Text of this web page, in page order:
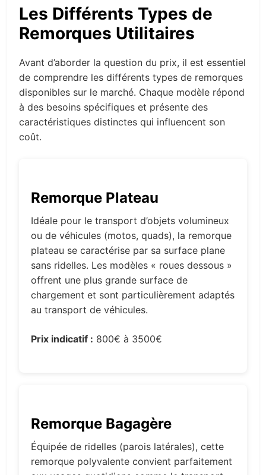
Les Différents Types de
Remorques Utilitaires
Avant d’aborder la question du prix, il est essentiel
de comprendre les différents types de remorques
disponibles sur le marché. Chaque modèle répond
à des besoins spécifiques et présente des
caractéristiques distinctes qui influencent son
coût.
Remorque Plateau
Idéale pour le transport d’objets volumineux
ou de véhicules (motos, quads), la remorque
plateau se caractérise par sa surface plane
sans ridelles. Les modèles « roues dessous »
offrent une plus grande surface de
chargement et sont particulièrement adaptés
au transport de véhicules.
Prix indicatif : 800€ à 3500€
Remorque Bagagère
Équipée de ridelles (parois latérales), cette
remorque polyvalente convient parfaitement